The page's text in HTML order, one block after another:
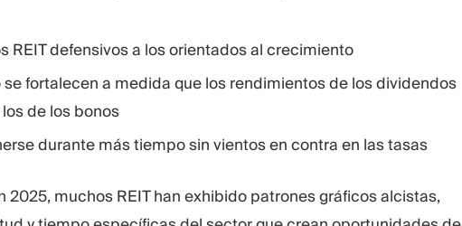
REIT defensivos a los orientados al crecimiento
fortalecen a medida que los rendimientos de los dividendos
de los bonos
durante más tiempo sin vientos en contra en las tasas
2025, muchos REIT han exhibido patrones gráficos alcistas,